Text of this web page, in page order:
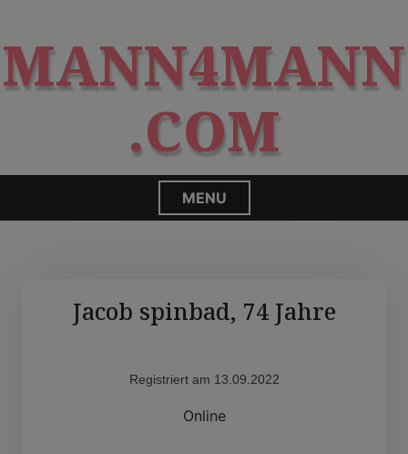
i
p
o
c
n
t
MANN4MANN
.COM
MENU
Jacob spinbad, 74 Jahre
Registriert am 13.09.2022
Online